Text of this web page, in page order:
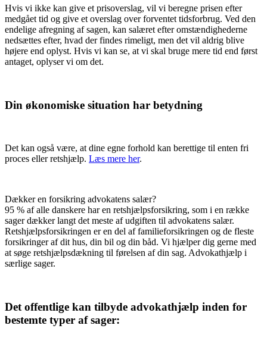
Hvis vi ikke kan give et prisoverslag, vil vi beregne prisen efter
medgået tid og give et overslag over forventet tidsforbrug. Ved den
endelige afregning af sagen, kan salæret efter omstændighederne
nedsættes efter, hvad der findes rimeligt, men det vil aldrig blive
højere end oplyst. Hvis vi kan se, at vi skal bruge mere tid end først
antaget, oplyser vi om det.
Din økonomiske situation har betydning
Det kan også være, at dine egne forhold kan berettige til enten fri
proces eller retshjælp. Læs mere her.
Dækker en forsikring advokatens salær?
95 % af alle danskere har en retshjælpsforsikring, som i en række
sager dækker langt det meste af udgiften til advokatens salær.
Retshjælpsforsikringen er en del af familieforsikringen og de fleste
forsikringer af dit hus, din bil og din båd. Vi hjælper dig gerne med
at søge retshjælpsdækning til førelsen af din sag. Advokathjælp i
særlige sager.
Det offentlige kan tilbyde advokathjælp inden for
bestemte typer af sager: